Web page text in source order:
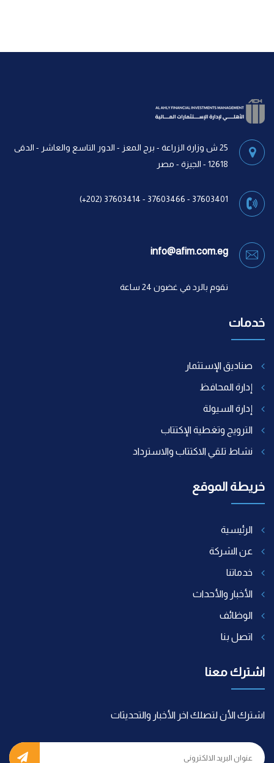
25 ش وزارة الزراعة - برج المعز - الدور التاسع والعاشر - الدقى
12618 - الجيزة - مصر
37603401 - 37603466 - 37603414 (202+)
info@afim.com.eg
نقوم بالرد في غضون 24 ساعة
خدمات
صناديق الإستثمار
إدارة المحافظ
إدارة السيولة
الترويج وتغطية الإكتتاب
نشاط تلقي الاكتتاب والاسترداد
خريطة الموقع
الرئيسية
عن الشركة
خدماتنا
الأخبار والأحداث
الوظائف
اتصل بنا
اشترك معنا
اشترك الأن لتصلك اخر الأخبار والتحديثات